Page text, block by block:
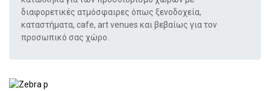
διαφορετικές ατμόσφαιρες όπως ξενοδοχεία,
καταστήματα, cafe, art venues και βεβαίως για τον
προσωπικό σας χώρο.